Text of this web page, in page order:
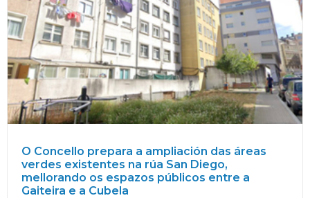
O Concello prepara a ampliación das áreas
verdes existentes na rúa San Diego,
mellorando os espazos públicos entre a
Gaiteira e a Cubela